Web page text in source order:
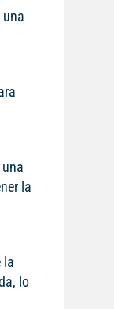
la
la
lo